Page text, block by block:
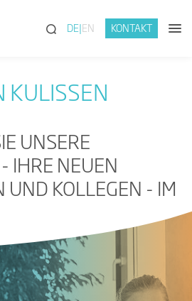
(SUCHE)
DE EN KONTAKT
KULISSEN
UNSERE
IHRE NEUEN
UND KOLLEGEN - IM